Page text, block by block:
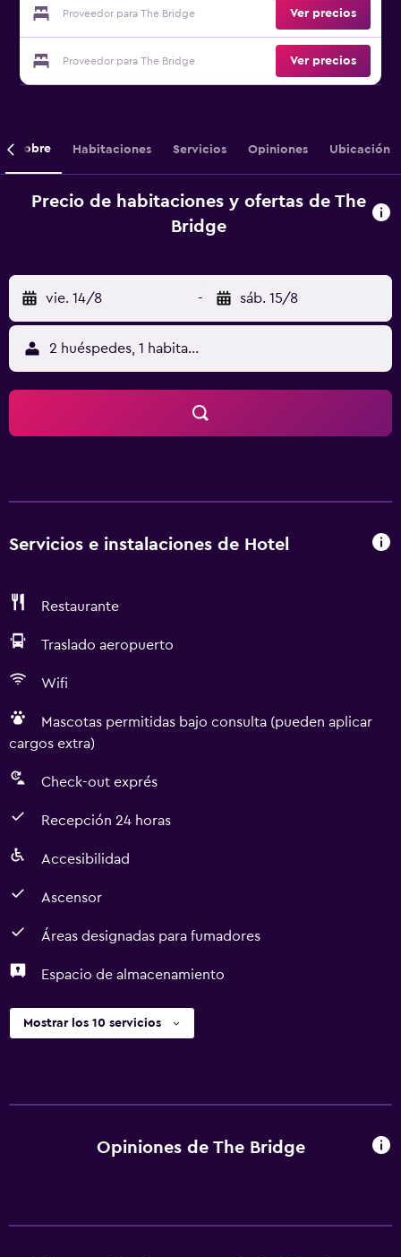
Proveedor para The Bridge Ver precios
Proveedor para The Bridge Ver precios
Sobre Habitaciones Servicios Opiniones Ubicación
Precio de habitaciones y ofertas de The
Bridge
vie. 14/8 - sáb. 15/8
2 huéspedes, 1 habitación
Servicios e instalaciones de Hotel
Restaurante
Traslado aeropuerto
Wifi
Mascotas permitidas bajo consulta (pueden aplicar
cargos extra)
Check-out exprés
Recepción 24 horas
Accesibilidad
Ascensor
Áreas designadas para fumadores
Espacio de almacenamiento
Mostrar los 10 servicios
Opiniones de The Bridge